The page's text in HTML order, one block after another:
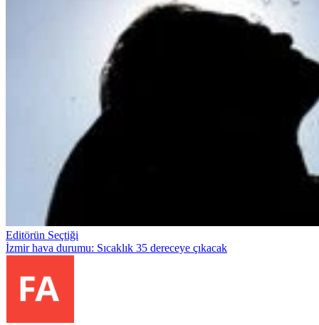
Editörün Seçtiği
İzmir hava durumu: Sıcaklık 35 dereceye çıkacak